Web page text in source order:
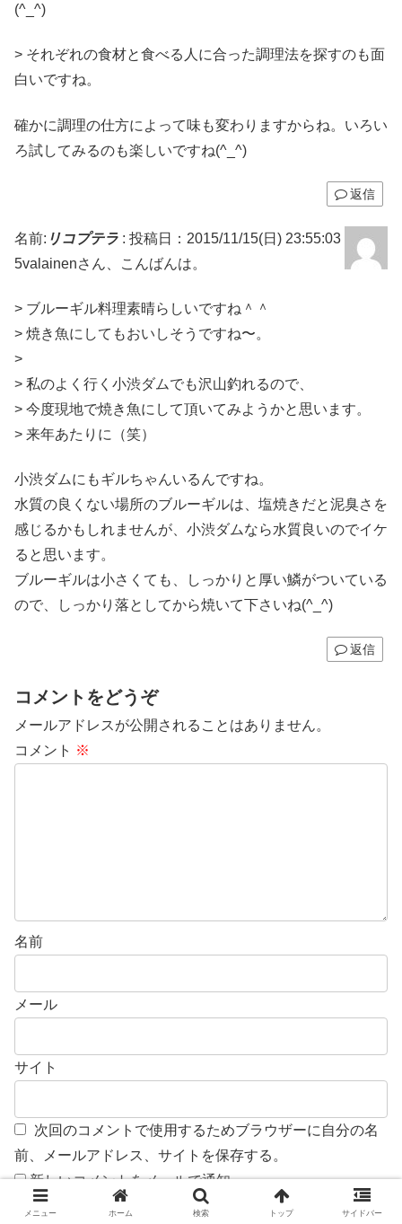
(^_^)
> それぞれの食材と食べる人に合った調理法を探すのも面
白いですね。
確かに調理の仕方によって味も変わりますからね。いろい
ろ試してみるのも楽しいですね(^_^)
返信
名前: リコプテラ : 投稿日：2015/11/15(日) 23:55:03
5valainenさん、こんばんは。
> ブルーギル料理素晴らしいですね＾＾
> 焼き魚にしてもおいしそうですね〜。
>
> 私のよく行く小渋ダムでも沢山釣れるので、
> 今度現地で焼き魚にして頂いてみようかと思います。
> 来年あたりに（笑）
小渋ダムにもギルちゃんいるんですね。
水質の良くない場所のブルーギルは、塩焼きだと泥臭さを
感じるかもしれませんが、小渋ダムなら水質良いのでイケ
ると思います。
ブルーギルは小さくても、しっかりと厚い鱗がついている
ので、しっかり落としてから焼いて下さいね(^_^)
返信
コメントをどうぞ
メールアドレスが公開されることはありません。
コメント ※
名前
メール
サイト
次回のコメントで使用するためブラウザーに自分の名
前、メールアドレス、サイトを保存する。
新しいコメントをメールで通知
新しい投稿をメールで受け取る
メニュー ホーム 検索 トップ サイドバー